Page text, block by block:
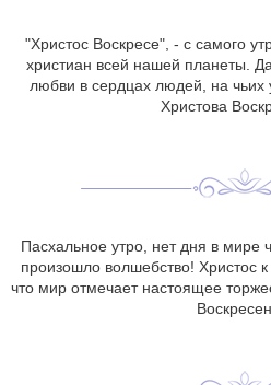
"Христос Воскресе", - с самого
христиан всей нашей планеты.
любви в сердцах людей, на чьих
Христова
Пасхальное утро, нет дня в мире
произошло волшебство! Христос
что мир отмечает настоящее